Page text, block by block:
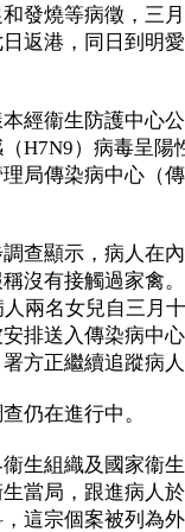
發燒等病徵，三
返港，同日到明
衞生防護中心公
H7N9）病毒呈陽
局傳染病中心（
顯示，病人在內
沒有接觸過家禽
兩名女兒自三月
排送入傳染病中
方正繼續追蹤病
在進行中。
組織及國家衞生
當局，跟進病人
這宗個案被列為